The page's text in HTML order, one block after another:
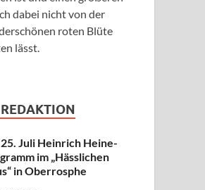
dabei nicht von der
roten Blüte
lässt.
Juli Heinrich Heine-
im „Hässlichen
in Oberrosphe